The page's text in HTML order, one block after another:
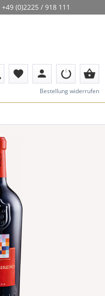
+49 (0)2225 / 918 111
favorite person shopping_basket
Bestellung widerrufen